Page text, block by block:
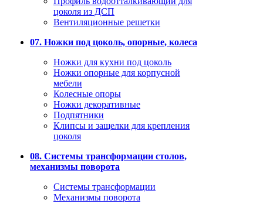
цоколя из ДСП
Вентиляционные решетки
07. Ножки под цоколь, опорные, колеса
Ножки для кухни под цоколь
Ножки опорные для корпусной
мебели
Колесные опоры
Ножки декоративные
Подпятники
Клипсы и защелки для крепления
цоколя
08. Системы трансформации столов,
механизмы поворота
Системы трансформации
Механизмы поворота